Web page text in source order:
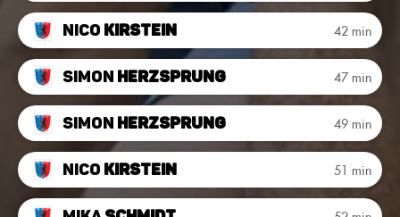
Nico Kirstein 42 min
Simon Herzsprung 47 min
Simon Herzsprung 49 min
Nico Kirstein 51 min